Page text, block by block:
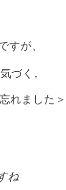
すが、
づく。
れました
ね